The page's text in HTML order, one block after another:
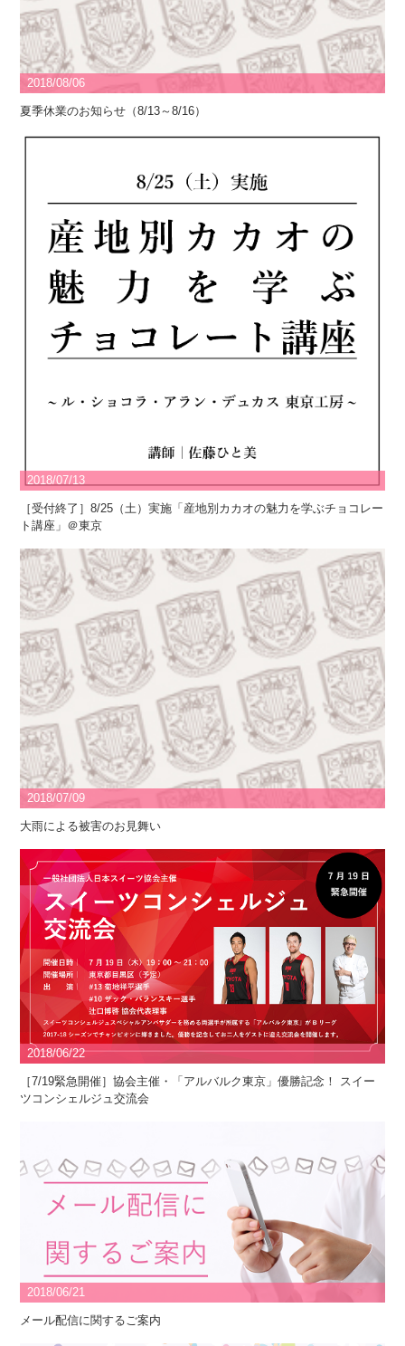
2018/08/06
夏季休業のお知らせ（8/13～8/16）
2018/07/13
［受付終了］8/25（土）実施「産地別カカオの魅力を学ぶチョコレー
ト講座」＠東京
2018/07/09
大雨による被害のお見舞い
2018/06/22
［7/19緊急開催］協会主催・「アルバルク東京」優勝記念！ スイー
ツコンシェルジュ交流会
2018/06/21
メール配信に関するご案内